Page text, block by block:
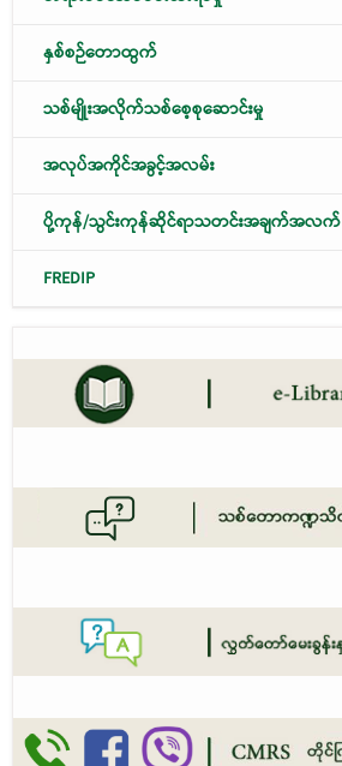
နှစ်စဉ်တောထွက်
သစ်မျိုးအလိုက်သစ်စေ့စုဆောင်းမှု
အလုပ်အကိုင်အခွင့်အလမ်း
ပို့ကုန်/သွင်းကုန်ဆိုင်ရာသတင်းအချက်အလက်
FREDIP